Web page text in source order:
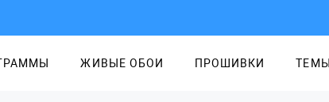
ЖИВЫЕ ОБОИ ПРОШИВКИ ТЕМЫ